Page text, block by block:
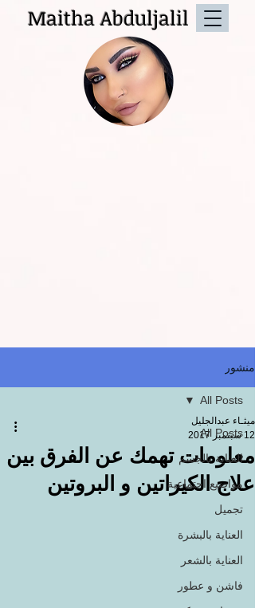
Maitha Abduljalil
منشور
All Posts
العناية بالجسم
مواضيع اجتماعية
تجميل
العناية بالبشرة
العناية بالشعر
فاشن و عطور
All Posts
معلومات تهمك عن الفرق بين
علاج الكيراتين و البروتين
ميثـاء عبدالجليل
12 سبتمبر 2017